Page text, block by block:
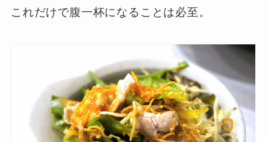
これだけで腹一杯になることは必至。